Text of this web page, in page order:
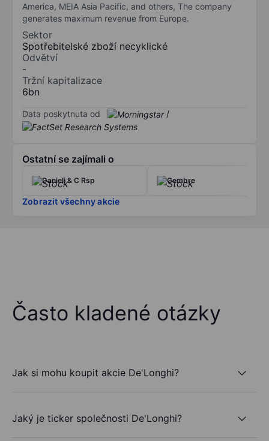
America, MEIA Asia Pacific, and others, The company
generates maximum revenue from Europe.
Sektor
Spotřebitelské zboží necyklické
Odvětví
-
Tržní kapitalizace
6bn
Data poskytnuta od /
Ostatní se zajímali o
Danieli & C Rsp Cembre
Zobrazit všechny akcie
Často kladené otázky
Jak si mohu koupit akcie De'Longhi?
Jaký je ticker společnosti De'Longhi?